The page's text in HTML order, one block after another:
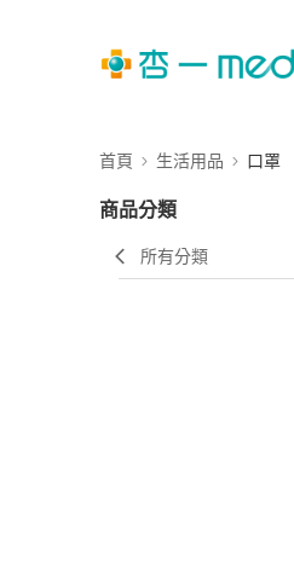
首頁 生活用品 口罩
商品分類
所有分類